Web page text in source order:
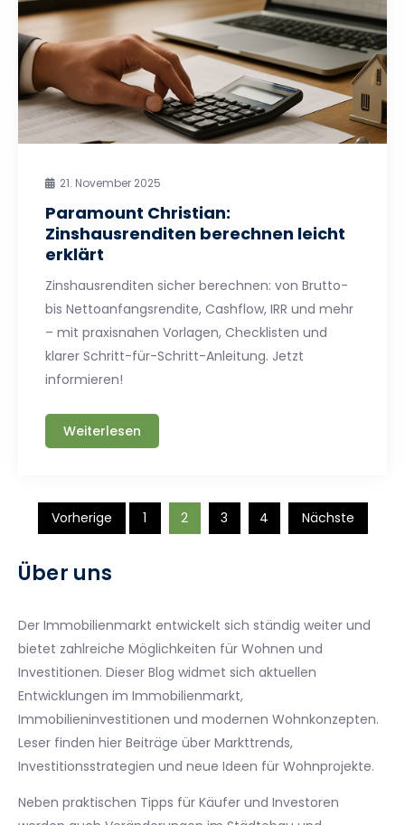
21. November 2025
Paramount Christian:
Zinshausrenditen berechnen leicht
erklärt
Zinshausrenditen sicher berechnen: von Brutto-
bis Nettoanfangsrendite, Cashflow, IRR und mehr
– mit praxisnahen Vorlagen, Checklisten und
klarer Schritt-für-Schritt-Anleitung. Jetzt
informieren!
Weiterlesen
der
Beiträge
Vorherige 1 2 3 4 Nächste
Über uns
Der Immobilienmarkt entwickelt sich ständig weiter und
bietet zahlreiche Möglichkeiten für Wohnen und
Investitionen. Dieser Blog widmet sich aktuellen
Entwicklungen im Immobilienmarkt,
Immobilieninvestitionen und modernen Wohnkonzepten.
Leser finden hier Beiträge über Markttrends,
Investitionsstrategien und neue Ideen für Wohnprojekte.
Neben praktischen Tipps für Käufer und Investoren